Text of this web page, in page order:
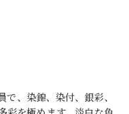
で、染錦、染付、銀彩、